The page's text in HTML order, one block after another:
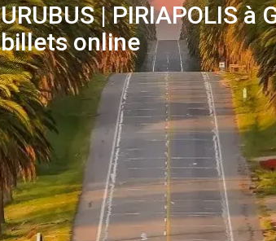
URUBUS | PIRIAPOLIS à
billets online